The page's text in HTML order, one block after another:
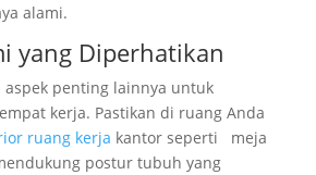
alami.
yang Diperhatikan
aspek penting lainnya untuk
kerja. Pastikan di ruang Anda
ruang kerja kantor seperti meja
postur tubuh yang